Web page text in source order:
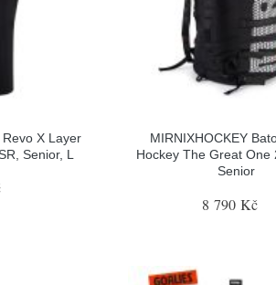
X Layer
Senior, L
MIRNIXHOCKEY
Hockey The Great One
Senior
8 790 Kč